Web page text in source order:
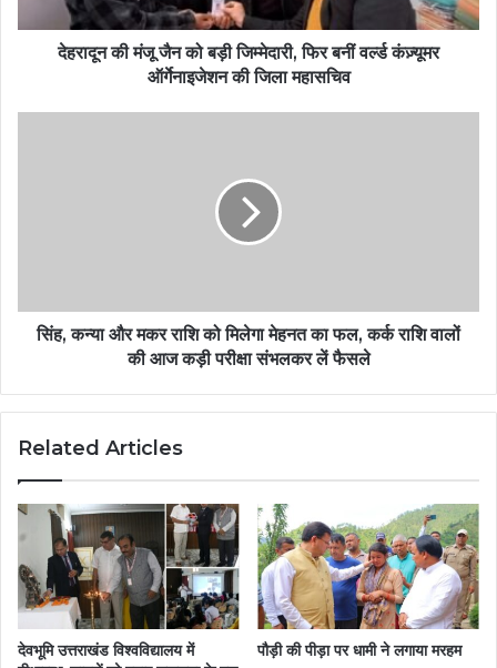
देहरादून की मंजू जैन को बड़ी जिम्मेदारी, फिर बनीं वर्ल्ड कंज़्यूमर
ऑर्गेनाइजेशन की जिला महासचिव
सिंह, कन्या और मकर राशि को मिलेगा मेहनत का फल, कर्क राशि वालों
की आज कड़ी परीक्षा संभलकर लें फैसले
Related Articles
देवभूमि उत्तराखंड विश्वविद्यालय में
पौड़ी की पीड़ा पर धामी ने लगाया मरहम